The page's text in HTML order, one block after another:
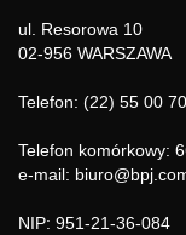
ul. Resorowa 10
02-956 WARSZAWA
Telefon: (22) 55 00
Telefon komórkowy:
e-mail:
NIP: 951-21-36-084